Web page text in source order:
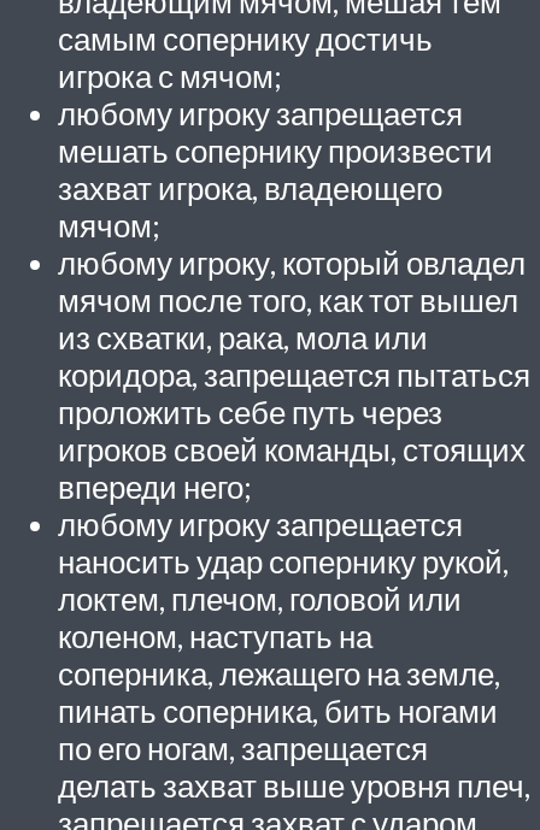
самым сопернику достичь
игрока с мячом;
любому игроку запрещается
мешать сопернику произвести
захват игрока, владеющего
мячом;
любому игроку, который овладел
мячом после того, как тот вышел
из схватки, рака, мола или
коридора, запрещается пытаться
проложить себе путь через
игроков своей команды, стоящих
впереди него;
любому игроку запрещается
наносить удар сопернику рукой,
локтем, плечом, головой или
коленом, наступать на
соперника, лежащего на земле,
пинать соперника, бить ногами
по его ногам, запрещается
делать захват выше уровня плеч,
запрещается захват с ударом.